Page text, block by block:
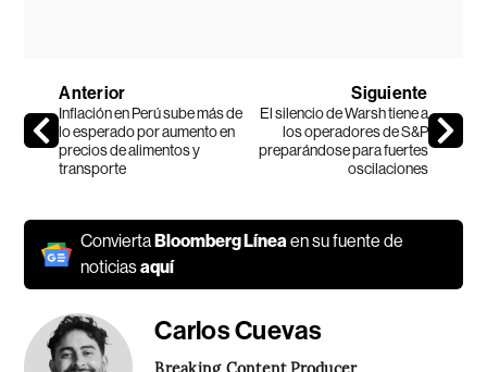
Anterior
Inflación en Perú sube más de
lo esperado por aumento en
precios de alimentos y
transporte
Siguiente
El silencio de Warsh tiene a
los operadores de S&P
preparándose para fuertes
oscilaciones
ConviertaBloomberg Líneaen su fuente de
noticiasaquí
Carlos Cuevas